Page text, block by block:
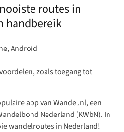
routes in
handbereik
Android
zoals toegang tot
app van Wandel.nl, een
Nederland (KWbN). In
wandelroutes in Nederland!